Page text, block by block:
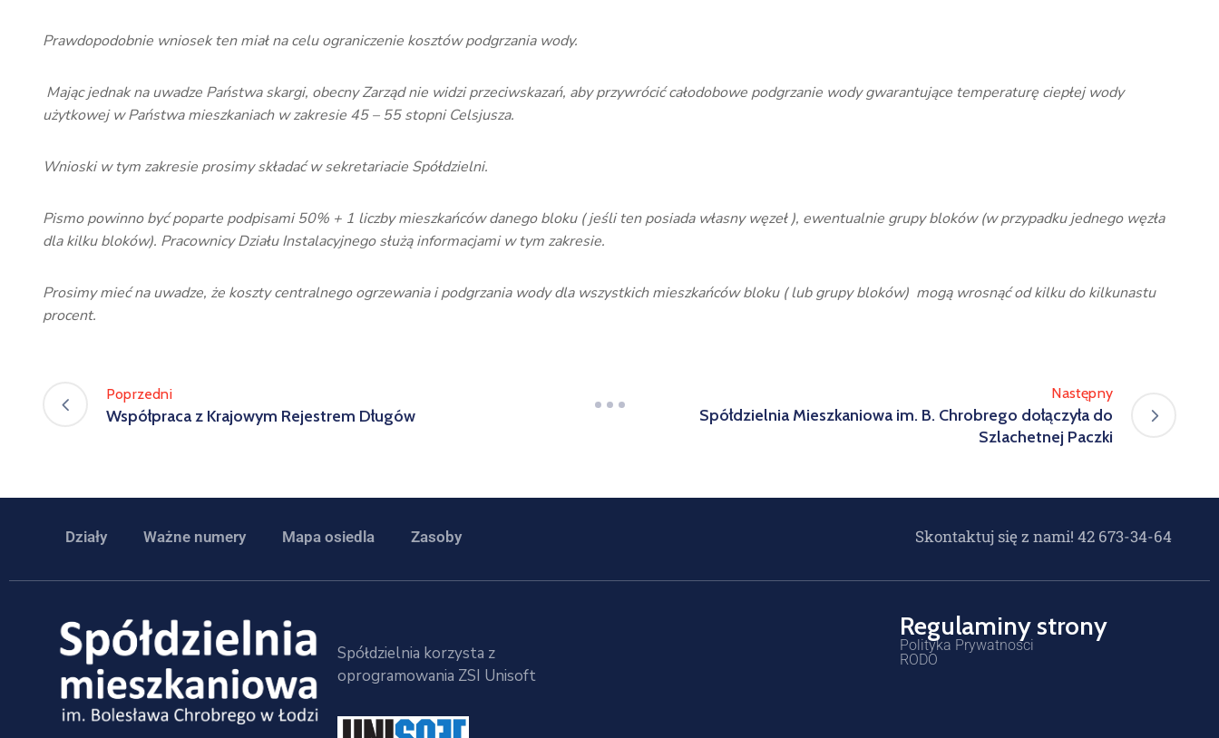
Prawdopodobnie wniosek ten miał na celu ograniczenie kosztów podgrzania wody.
Mając jednak na uwadze Państwa skargi, obecny Zarząd nie widzi przeciwskazań, aby przywrócić całodobowe podgrzanie wody gwarantujące temperaturę ciepłej wody
użytkowej w Państwa mieszkaniach w zakresie 45 – 55 stopni Celsjusza.
Wnioski w tym zakresie prosimy składać w sekretariacie Spółdzielni.
Pismo powinno być poparte podpisami 50% + 1 liczby mieszkańców danego bloku ( jeśli ten posiada własny węzeł ), ewentualnie grupy bloków (w przypadku jednego węzła
dla kilku bloków). Pracownicy Działu Instalacyjnego służą informacjami w tym zakresie.
Prosimy mieć na uwadze, że koszty centralnego ogrzewania i podgrzania wody dla wszystkich mieszkańców bloku ( lub grupy bloków) mogą wrosnąć od kilku do kilkunastu
procent.
Poprzedni
Współpraca z Krajowym Rejestrem Długów
Następny
Spółdzielnia Mieszkaniowa im. B. Chrobrego dołączyła do
Szlachetnej Paczki
Działy Ważne numery Mapa osiedla Zasoby Skontaktuj się z nami! 42 673-34-64
Spółdzielnia korzysta z
oprogramowania ZSI Unisoft
Regulaminy strony
Polityka Prywatności
RODO